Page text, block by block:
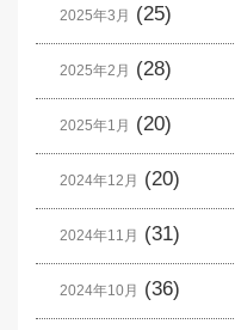
2025年3月 (25)
2025年2月 (28)
2025年1月 (20)
2024年12月 (20)
2024年11月 (31)
2024年10月 (36)